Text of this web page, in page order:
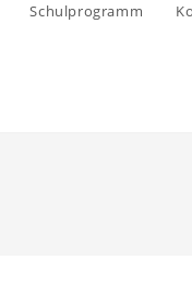
Schulprogramm